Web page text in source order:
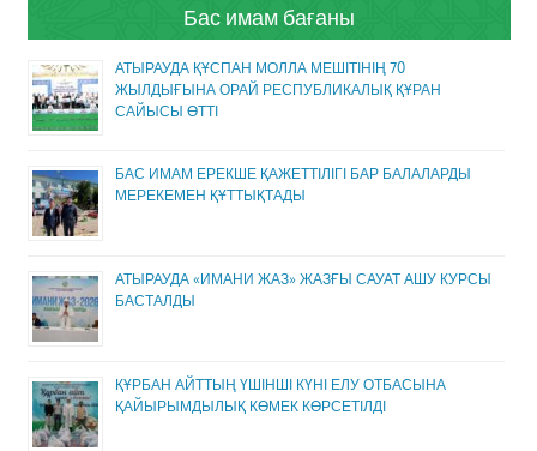
Бас имам бағаны
АТЫРАУДА ҚҰСПАН МОЛЛА МЕШІТІНІҢ 70
ЖЫЛДЫҒЫНА ОРАЙ РЕСПУБЛИКАЛЫҚ ҚҰРАН
САЙЫСЫ ӨТТІ
БАС ИМАМ ЕРЕКШЕ ҚАЖЕТТІЛІГІ БАР БАЛАЛАРДЫ
МЕРЕКЕМЕН ҚҰТТЫҚТАДЫ
АТЫРАУДА «ИМАНИ ЖАЗ» ЖАЗҒЫ САУАТ АШУ КУРСЫ
БАСТАЛДЫ
ҚҰРБАН АЙТТЫҢ ҮШІНШІ КҮНІ ЕЛУ ОТБАСЫНА
ҚАЙЫРЫМДЫЛЫҚ КӨМЕК КӨРСЕТІЛДІ